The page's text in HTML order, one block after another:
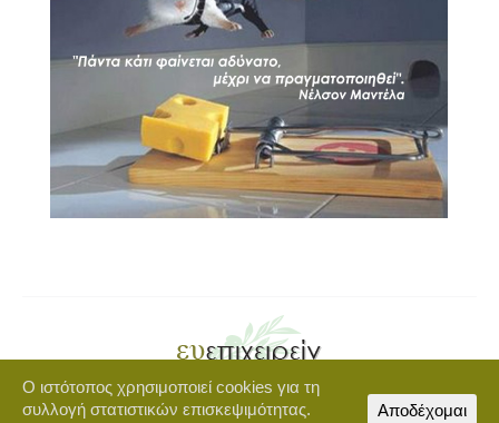
Copyright © 2021 euepixeirein.gr | Developed by BigWebTheory
Ο ιστότοπος χρησιμοποιεί cookies για τη
συλλογή στατιστικών επισκεψιμότητας.
Αποδέχομαι